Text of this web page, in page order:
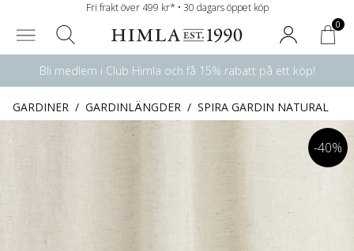
Fri frakt över 499 kr* • 30 dagars öppet köp
0
Bli medlem i Club Himla och få 15% rabatt på ett köp!
GARDINER / GARDINLÄNGDER / SPIRA GARDIN NATURAL
-40%